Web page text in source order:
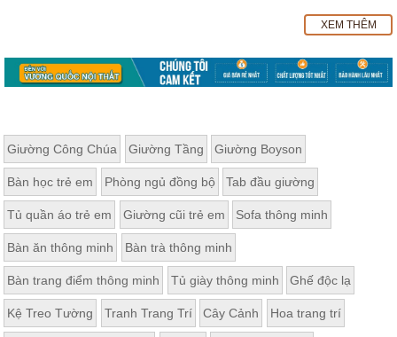
XEM THÊM
Giường Công Chúa Giường Tầng Giường Boyson
Bàn học trẻ em Phòng ngủ đồng bộ Tab đầu giường
Tủ quần áo trẻ em Giường cũi trẻ em Sofa thông minh
Bàn ăn thông minh Bàn trà thông minh
Bàn trang điểm thông minh Tủ giày thông minh Ghế độc lạ
Kệ Treo Tường Tranh Trang Trí Cây Cảnh Hoa trang trí